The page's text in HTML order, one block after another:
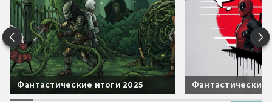
Фантастические итоги 2025 Фантастические